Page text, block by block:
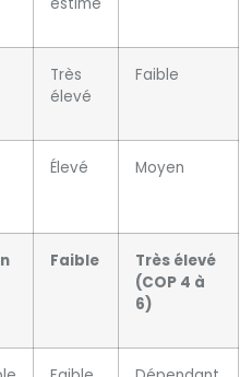
Très
élevé
Faible
Élevé Moyen
Faible
Très élevé
(COP 4 à
6)